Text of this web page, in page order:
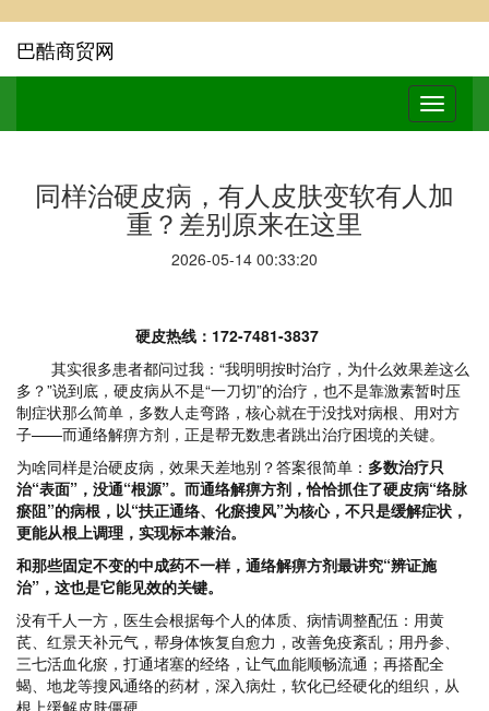
巴酷商贸网
同样治硬皮病，有人皮肤变软有人加
重？差别原来在这里
2026-05-14 00:33:20
硬皮热线：172-7481-3837
其实很多患者都问过我：“我明明按时治疗，为什么效果差这么
多？”说到底，硬皮病从不是“一刀切”的治疗，也不是靠激素暂时压
制症状那么简单，多数人走弯路， 核心就在于没找对病根、用对方
子——而通络解痹方剂，正是帮无数患者跳出治疗困境的关键。
为啥同样是治硬皮病，效果天差地别？答案很简单： 多数治疗只
治“表面”，没通“根源”。而通络解痹方剂，恰恰抓住了硬皮病“络脉
瘀阻”的病根，以“扶正通络、化瘀搜风”为核心，不只是缓解症状，
更能从根上调理，实现标本兼治。
和那些固定不变的中成药不一样，通络解痹方剂最讲究“辨证施
治”，这也是它能见效的关键。
没有千人一方，医生会根据每个人的体质、病情调整配伍：用黄
芪、红景天补元气，帮身体恢复自愈力，改善免疫紊乱；用丹参、
三七活血化瘀，打通堵塞的经络，让气血能顺畅流通；再搭配全
蝎、地龙等搜风通络的药材，深入病灶，软化已经硬化的组织，从
根上缓解皮肤僵硬。